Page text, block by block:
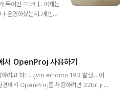
두어번 뜨더니.. 어제는
운명하셨는지..메인보
져있는 메인보드의 L
용했지만 그래도 저가
;
OpenProj 사용하기
려고 하니...jvm errorno 193 발생... 어
경에서 OpenProj를 사용하려면 32bit jre